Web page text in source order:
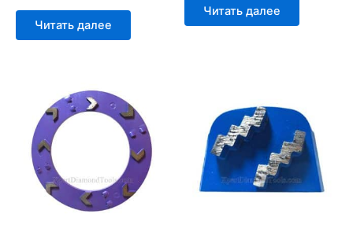
Читать далее
Читать далее